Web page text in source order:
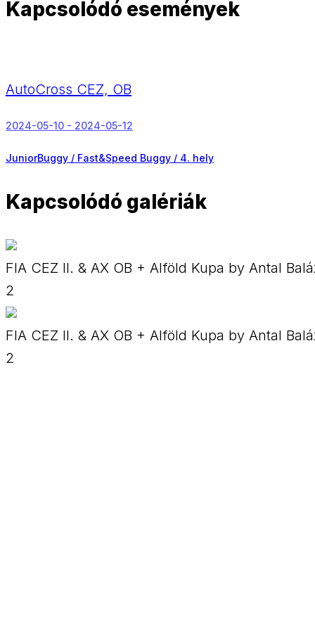
Kapcsolódó események
AutoCross CEZ, OB
2024-05-10 - 2024-05-12
JuniorBuggy / Fast&Speed Buggy / 4. hely
Kapcsolódó galériák
FIA CEZ II. & AX OB + Alföld Kupa by Antal
2
FIA CEZ II. & AX OB + Alföld Kupa by Antal
2